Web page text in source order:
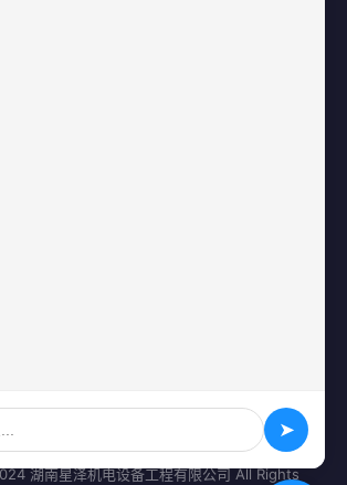
长海广场写字楼A座2501室
湖南星泽机电设备工程有限公司 All Rights
➤